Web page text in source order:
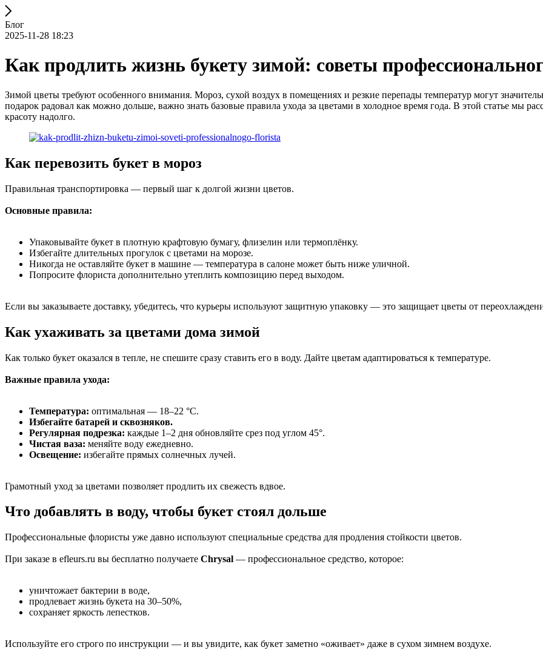
Блог
2025-11-28 18:23
Как продлить жизнь букету зимой: советы
Зимой цветы требуют особенного внимания. Мороз, сухой воздух в помещениях и резкие перепады температур могут
подарок радовал как можно дольше, важно знать базовые правила ухода за цветами в холодное время года. В этой статье мы
красоту надолго.
Как перевозить букет в мороз
Правильная транспортировка — первый шаг к долгой жизни цветов.
Основные правила:
Упаковывайте букет в плотную крафтовую бумагу, флизелин или термоплёнку.
Избегайте длительных прогулок с цветами на морозе.
Никогда не оставляйте букет в машине — температура в салоне может быть ниже уличной.
Попросите флориста дополнительно утеплить композицию перед выходом.
Если вы заказываете доставку, убедитесь, что курьеры используют защитную упаковку — это защищает цветы от
Как ухаживать за цветами дома зимой
Как только букет оказался в тепле, не спешите сразу ставить его в воду. Дайте цветам адаптироваться к температуре.
Важные правила ухода:
Температура: оптимальная — 18–22 °C.
Избегайте батарей и сквозняков.
Регулярная подрезка: каждые 1–2 дня обновляйте срез под углом 45°.
Чистая ваза: меняйте воду ежедневно.
Освещение: избегайте прямых солнечных лучей.
Грамотный уход за цветами позволяет продлить их свежесть вдвое.
Что добавлять в воду, чтобы букет стоял дольше
Профессиональные флористы уже давно используют специальные средства для продления стойкости цветов.
При заказе в efleurs.ru вы бесплатно получаете Chrysal — профессиональное средство, которое:
уничтожает бактерии в воде,
продлевает жизнь букета на 30–50%,
сохраняет яркость лепестков.
Используйте его строго по инструкции — и вы увидите, как букет заметно «оживает» даже в сухом зимнем воздухе.